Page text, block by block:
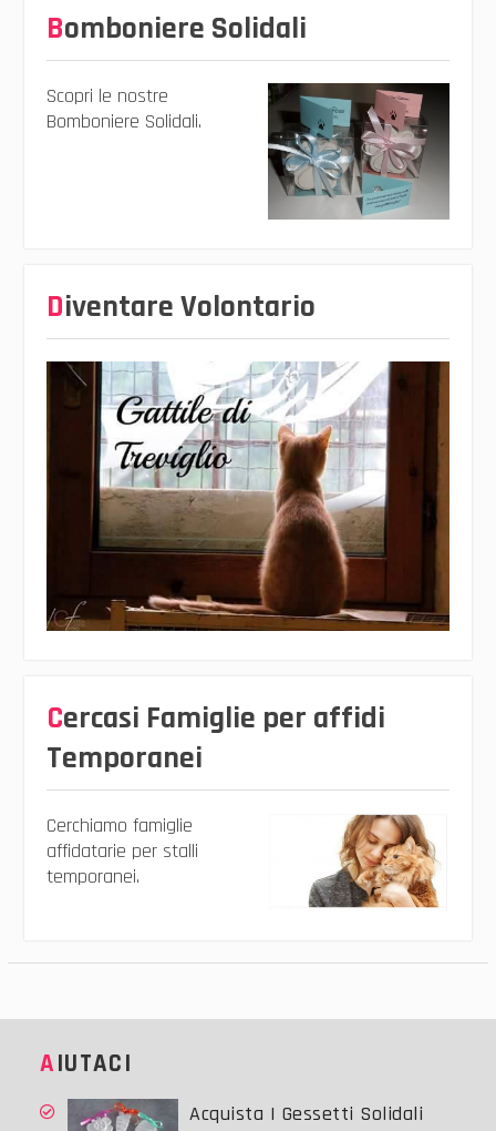
Bomboniere Solidali
Scopri le nostre
Bomboniere Solidali.
Diventare Volontario
Cercasi Famiglie per affidi
Temporanei
Cerchiamo famiglie
affidatarie per stalli
temporanei.
AIUTACI
Acquista I Gessetti Solidali